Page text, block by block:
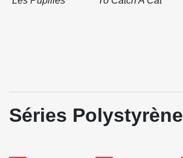
Séries Polystyrène